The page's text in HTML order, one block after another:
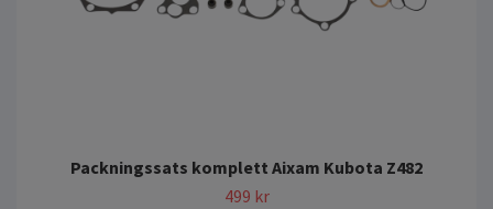
Packningssats komplett Aixam Kubota Z482
499 kr